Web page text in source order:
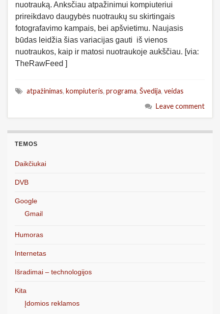
nuotrauką. Anksčiau atpažinimui kompiuteriui
prireikdavo daugybės nuotraukų su skirtingais
fotografavimo kampais, bei apšvietimu. Naujasis
būdas leidžia šias variacijas gauti iš vienos
nuotraukos, kaip ir matosi nuotraukoje aukščiau. [via:
TheRawFeed ]
atpažinimas, kompiuteris, programa, Švedija, veidas
Leave comment
TEMOS
Daikčiukai
DVB
Google
Gmail
Humoras
Internetas
Išradimai – technologijos
Kita
Įdomios reklamos